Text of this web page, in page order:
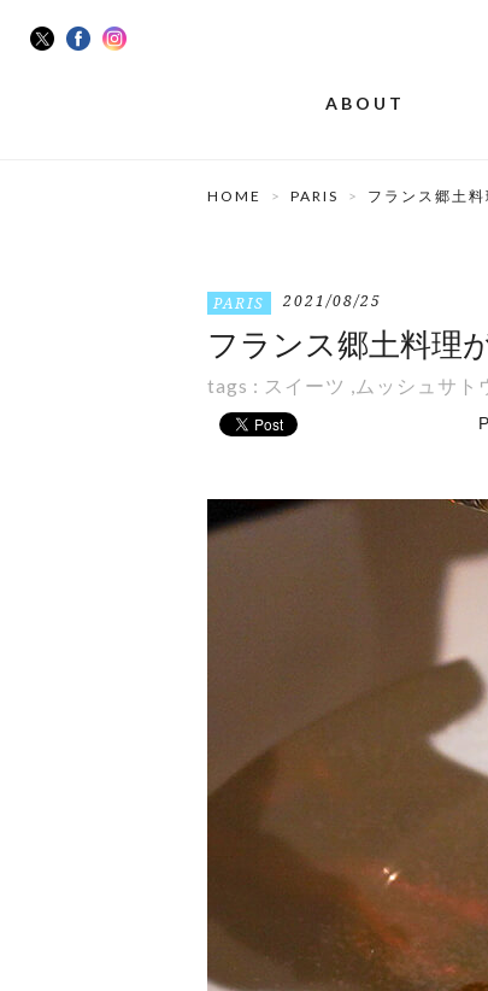
ABOUT
HOME PARIS フランス郷土
PARIS 2021/08/25
フランス郷土料理
tags : スイーツ , ムッシュサト